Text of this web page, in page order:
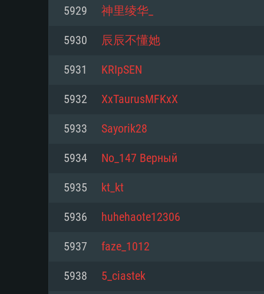
Minimum
Carte graphique supportant
Radeon 77XX / NVIDIA
résolution minimale supportée
Minimum
processeurs Intel Xeon ne sont
Mémoire: 6 GB
Carte graphique: Intel Iris Pro
analogue AMD/Nvidia. La
Minimum
modernes
Processeur: Dual-Core 2.4 GHz
Mémoire: 4 GB
Carte graphique: NVIDIA 660
drivers (moins de 6 mois) / de
de 720p)
Connection: Connexion
5929 神里绫华_
5930 辰辰不懂她
5931 KRIpSEN
5932 XxTaurusMFKxX
5933 Sayorik28
5934 No_147 Верный
5935 kt_kt
5936 huhehaote12306
5937 faze_1012
5938 5_ciastek